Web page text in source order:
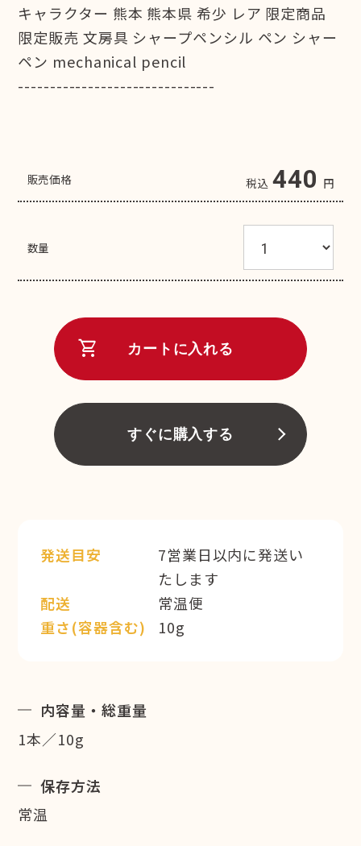
キャラクター 熊本 熊本県 希少 レア 限定商品
限定販売 文房具 シャープペンシル ペン シャー
ペン mechanical pencil
-------------------------------
販売価格 税込 440 円
数量
shopping_cart カートに入れる
すぐに購入する
発送目安
7営業日以内に発送い
たします
配送
常温便
重さ(容器含む)
10g
内容量・総重量
1本／10g
保存方法
常温